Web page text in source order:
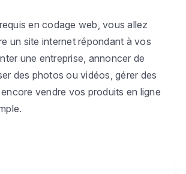
en codage web, vous allez
un site internet répondant à vos
une entreprise, annoncer de
des photos ou vidéos, gérer des
vendre vos produits en ligne